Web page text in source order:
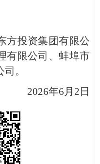
方投资集团有限公
有限公司、蚌埠市
。
2026年6月2日